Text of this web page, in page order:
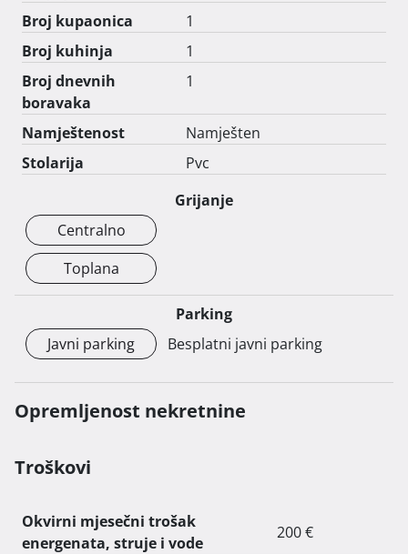
Broj kupaonica
1
Broj kuhinja
1
Broj dnevnih
boravaka
1
Namještenost
Namješten
Stolarija
Pvc
Grijanje
Centralno
Toplana
Parking
Javni parking
Besplatni javni parking
Opremljenost nekretnine
Troškovi
Okvirni mjesečni trošak
energenata, struje i vode
200 €